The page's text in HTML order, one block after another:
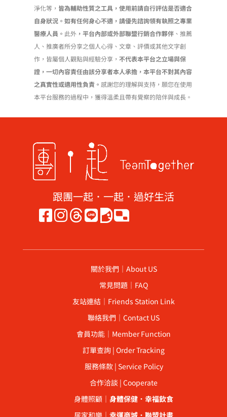
淨化等， 皆為輔助性質之工具，使用前請自行評估是否適合
自身狀況。如有任何身心不適，請優先諮詢領有執照之專業
醫療人員。 此外 ，平台內部或外部聯盟行銷合作夥伴 、推薦
人、推廣者所分享之個人心得、文章、評價或其他文字創
作，皆屬個人觀點與經驗分享，不代表本平台之立場與保
證，一切內容責任由該分享者本人承擔，本平台不對其內容
之真實性或適用性負責。 感謝您的理解與支持，願您在使用
本平台服務的過程中，獲得溫柔且帶有覺察的陪伴與成長。
跟團一起．一起．過好生活
關於我們｜About US
常見問題｜FAQ
友站連結｜Friends Station Link
聯絡我們｜Contact US
會員功能｜Member Function
訂單查詢 | Order Tracking
服務條款 | Service Policy
合作洽談 | Cooperate
身體照顧｜ 身體保健 ． 幸福飲食
居家和樂｜ 幸運商城 ． 聯盟計畫